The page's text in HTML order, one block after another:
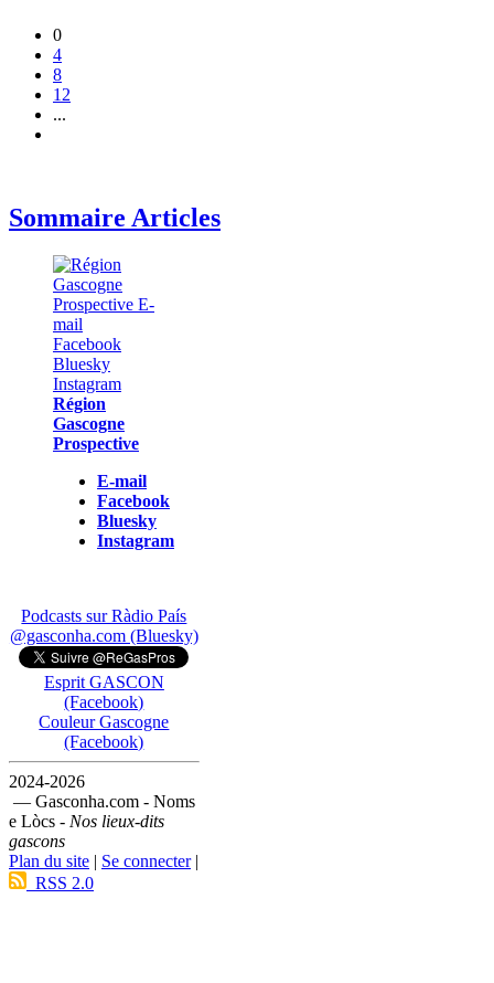
0
4
8
12
...
Sommaire Articles
Région
Gascogne
Prospective
E-mail
Facebook
Bluesky
Instagram
Podcasts sur Ràdio País
@gasconha.com (Bluesky)
Esprit GASCON
(Facebook)
Couleur Gascogne
(Facebook)
2024-2026
— Gasconha.com - Noms
e Lòcs - Nos lieux-dits
gascons
Plan du site | Se connecter|
RSS 2.0